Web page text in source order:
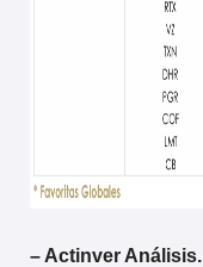
– Actinver Análisis.